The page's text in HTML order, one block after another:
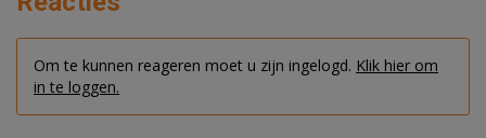
Om te kunnen reageren moet u zijn ingelogd. Klik hier om
in te loggen.